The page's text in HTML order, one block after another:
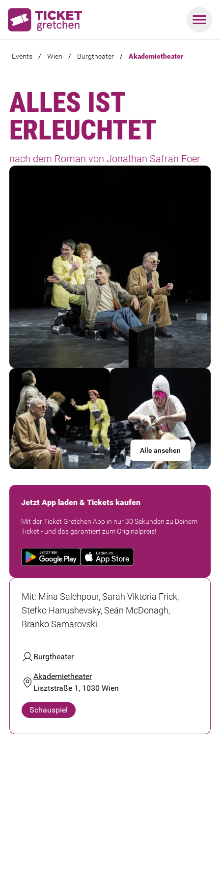
Events / Wien / Burgtheater / Akademietheater
ALLES IST
ERLEUCHTET
nach dem Roman von Jonathan Safran Foer
Alle ansehen
Jetzt App laden & Tickets kaufen
Mit der Ticket Gretchen App in nur 30 Sekunden zu Deinem
Ticket - und das garantiert zum Originalpreis!
Mit: Mina Salehpour, Sarah Viktoria Frick,
Stefko Hanushevsky, Seán McDonagh,
Branko Samarovski
Burgtheater
Akademietheater
Lisztstraße 1, 1030 Wien
Schauspiel